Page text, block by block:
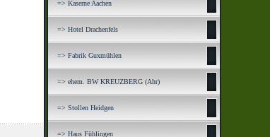
=> Kaserne Aachen
=> Hotel Drachenfels
=> Fabrik Guxmühlen
=> ehem. BW KREUZBERG (Ahr)
=> Stollen Heidgen
=> Haus Fühlingen